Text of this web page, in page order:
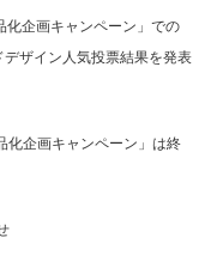
化企画キャンペーン」での
ザイン人気投票結果を発表
化企画キャンペーン」は終